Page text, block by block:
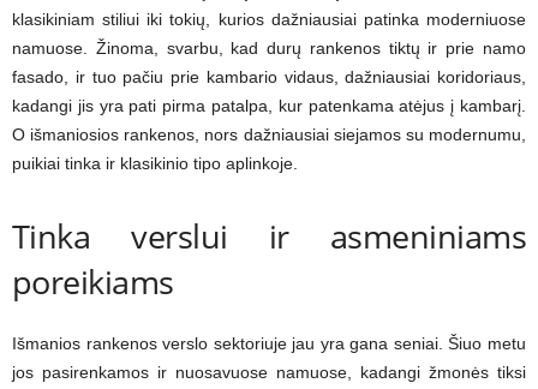
klasikiniam stiliui iki tokių, kurios dažniausiai patinka moderniuose
namuose. Žinoma, svarbu, kad durų rankenos tiktų ir prie namo
fasado, ir tuo pačiu prie kambario vidaus, dažniausiai koridoriaus,
kadangi jis yra pati pirma patalpa, kur patenkama atėjus į kambarį.
O išmaniosios rankenos, nors dažniausiai siejamos su modernumu,
puikiai tinka ir klasikinio tipo aplinkoje.
Tinka verslui ir asmeniniams
poreikiams
Išmanios rankenos verslo sektoriuje jau yra gana seniai. Šiuo metu
jos pasirenkamos ir nuosavuose namuose, kadangi žmonės tiksi